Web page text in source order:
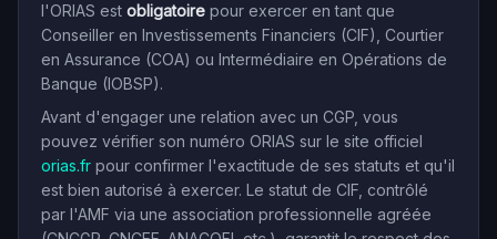
l'ORIAS est obligatoire pour exercer en tant que
Conseiller en Investissements Financiers (CIF), Courtier
en Assurance (COA) ou Intermédiaire en Opérations de
Banque (IOBSP).
Avant d'engager une relation avec un CGP, vous
pouvez vérifier son numéro ORIAS sur le site officiel
orias.fr pour confirmer l'exactitude de ses statuts et qu'il
est bien autorisé à exercer. Le statut de CIF, contrôlé
par l'AMF via une association professionnelle agréée